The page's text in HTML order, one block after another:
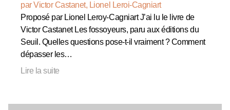
par Victor Castanet, Lionel Leroi-Cagniart
Proposé par Lionel Leroy-Cagniart J’ai lu le livre de
Victor Castanet Les fossoyeurs, paru aux éditions du
Seuil. Quelles questions pose-t-il vraiment ? Comment
dépasser les…
Lire la suite